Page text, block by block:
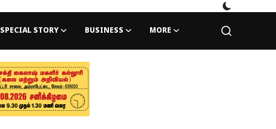
SPECIAL STORY BUSINESS MORE